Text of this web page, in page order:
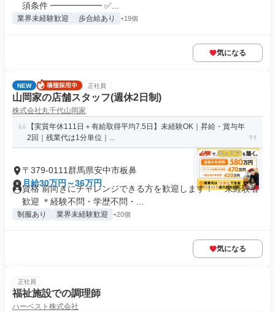
須条件 ━━━━━━ ✅...
業界未経験歓迎 歩合給あり +19個
気になる
NEW 正社員
山岡家の店舗スタッフ(週休2日制)
株式会社丸千代山岡家
【実質年休111日＋有給取得平均7.5日】未経験OK｜昇給・賞与年
2回｜残業代は1分単位｜...
〒379-0111群馬県安中市板鼻
月給30万円～36万円
資格 前向きにチャレンジできる方を歓迎します！ ＊未経験者
歓迎 ＊経験不問・学歴不問・...
制服あり 業界未経験歓迎 +20個
気になる
正社員
福祉施設での調理師
ハーベスト株式会社